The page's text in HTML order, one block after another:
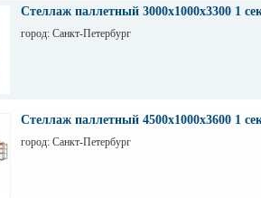
Стеллаж паллетный 3000х1000х3300 1
город: Санкт-Петербург
Стеллаж паллетный 4500х1000х3600 1
город: Санкт-Петербург